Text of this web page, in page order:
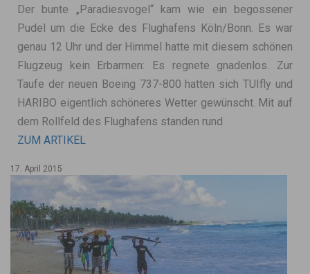
Der bunte „Paradiesvogel“ kam wie ein begossener
Pudel um die Ecke des Flughafens Köln/Bonn. Es war
genau 12 Uhr und der Himmel hatte mit diesem schönen
Flugzeug kein Erbarmen: Es regnete gnadenlos. Zur
Taufe der neuen Boeing 737-800 hatten sich TUIfly und
HARIBO eigentlich schöneres Wetter gewünscht. Mit auf
dem Rollfeld des Flughafens standen rund
ZUM ARTIKEL
17. April 2015